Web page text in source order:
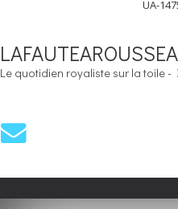
UA-
Le quotidien royaliste sur la toile -